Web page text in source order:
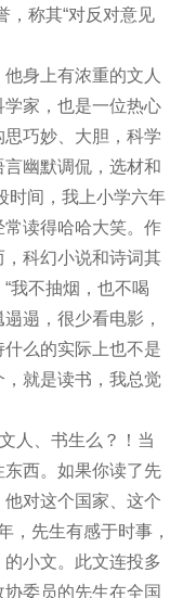
，称其“对反对意见
身上有浓重的文人
家，也是一位热心
巧妙、大胆，科学
幽默调侃，选材和
时间，我上小学六年
读得哈哈大笑。作
科幻小说和诗词其
我不抽烟，也不喝
遢，很少看电影，
么的实际上也不是
就是读书，我总觉
人、书生么？！当
西。如果你读了先
对这个国家、这个
，先生有感于时事，
小文。此文连投多
委员的先生在全国